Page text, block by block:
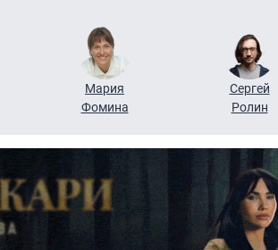
Мария
Фомина
Сергей
Ролин